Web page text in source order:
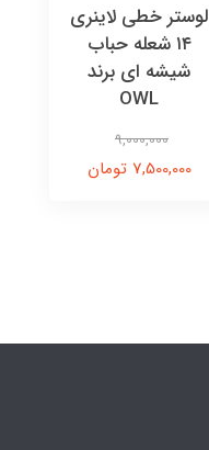
لوستر خطی لاینری
۱۴ شعله حباب
شیشه ای برند
OWL
9,000,000
7,500,000 تومان